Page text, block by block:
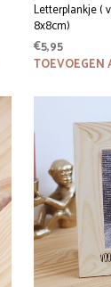
Letterplankje (
8x8cm)
€5,95
TOEVOEGEN